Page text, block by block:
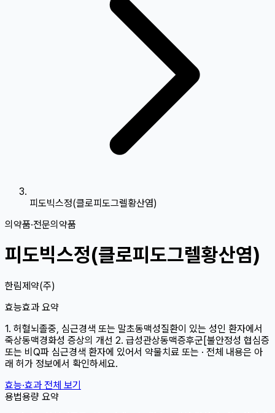
피도빅스정(클로피도그렐황산염)
의약품·전문의약품
피도빅스정(클로피도그렐황산염)
한림제약(주)
효능효과 요약
1. 허혈뇌졸중, 심근경색 또는 말초동맥성질환이 있는 성인 환자에서
죽상동맥경화성 증상의 개선 2. 급성관상동맥증후군[불안정성 협심증
또는 비Q파 심근경색 환자에 있어서 약물치료 또는 · 전체 내용은 아
래 허가 정보에서 확인하세요.
효능·효과 전체 보기
용법용량 요약